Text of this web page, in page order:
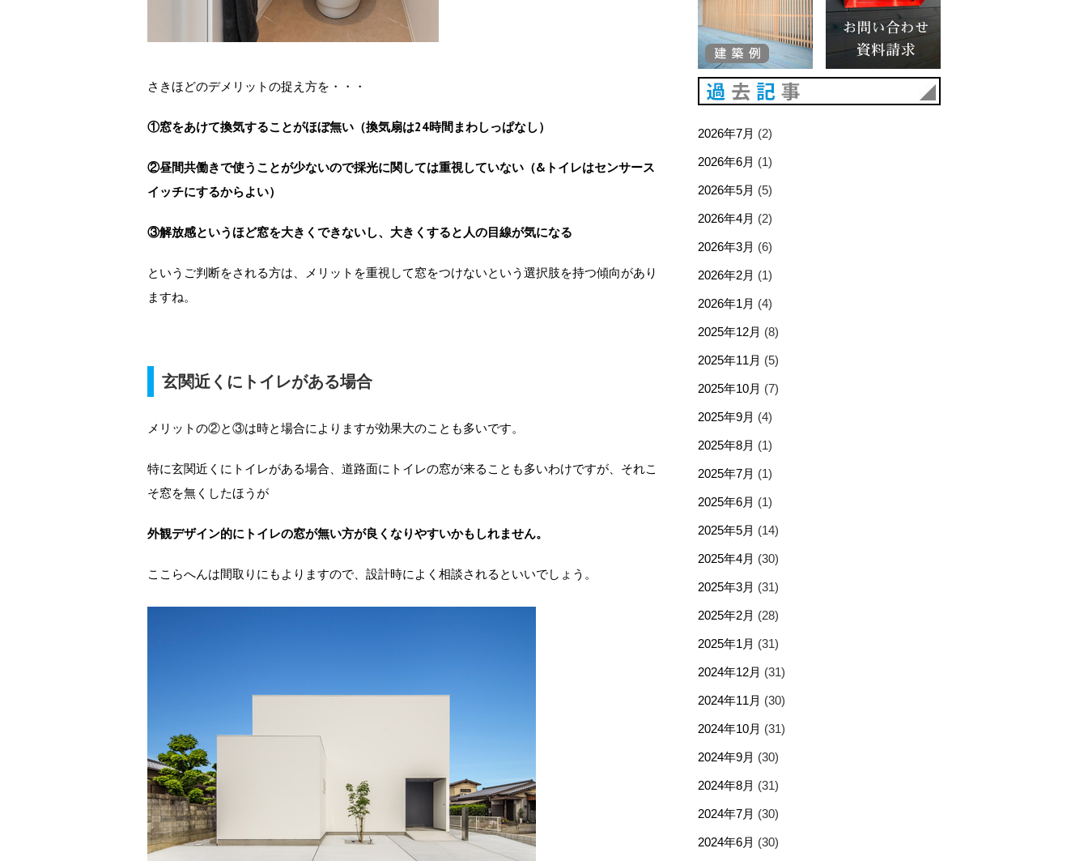
さきほどのデメリットの捉え方を・・・
①窓をあけて換気することがほぼ無い（換気扇は24時間まわしっぱなし）
②昼間共働きで使うことが少ないので採光に関しては重視していない（&トイレはセンサース
イッチにするからよい）
③解放感というほど窓を大きくできないし、大きくすると人の目線が気になる
というご判断をされる方は、メリットを重視して窓をつけないという選択肢を持つ傾向があり
ますね。
玄関近くにトイレがある場合
メリットの②と③は時と場合によりますが効果大のことも多いです。
特に玄関近くにトイレがある場合、道路面にトイレの窓が来ることも多いわけですが、それこ
そ窓を無くしたほうが
外観デザイン的にトイレの窓が無い方が良くなりやすいかもしれません。
ここらへんは間取りにもよりますので、設計時によく相談されるといいでしょう。
2026年7月 (2)
2026年6月 (1)
2026年5月 (5)
2026年4月 (2)
2026年3月 (6)
2026年2月 (1)
2026年1月 (4)
2025年12月 (8)
2025年11月 (5)
2025年10月 (7)
2025年9月 (4)
2025年8月 (1)
2025年7月 (1)
2025年6月 (1)
2025年5月 (14)
2025年4月 (30)
2025年3月 (31)
2025年2月 (28)
2025年1月 (31)
2024年12月 (31)
2024年11月 (30)
2024年10月 (31)
2024年9月 (30)
2024年8月 (31)
2024年7月 (30)
2024年6月 (30)